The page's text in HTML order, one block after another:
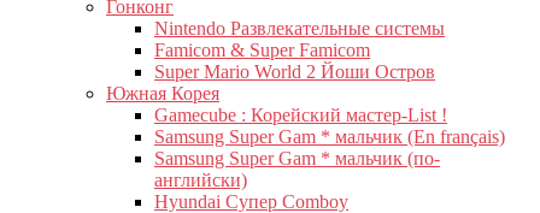
Гонконг
Nintendo Развлекательные системы
Famicom & Super Famicom
Super Mario World 2 Йоши Остров
Южная Корея
Gamecube : Корейский мастер-List !
Samsung Super Gam * мальчик (En français)
Samsung Super Gam * мальчик (по-
английски)
Hyundai Супер Comboy